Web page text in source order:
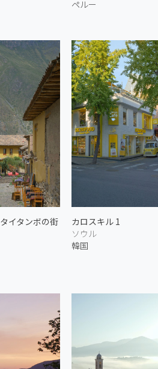
ペルー
イタンボの街
カロスキル 1
ソウル
韓国